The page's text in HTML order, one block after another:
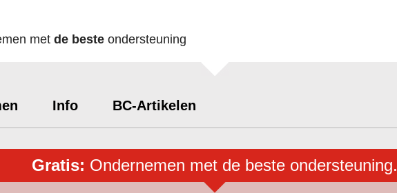
met de beste ondersteuning
Info BC-Artikelen
Gratis: Ondernemen met de beste ondersteuning.